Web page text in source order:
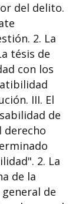
del delito.
2. La
tésis de
con los
III. El
de
derecho
2. La
de la
de